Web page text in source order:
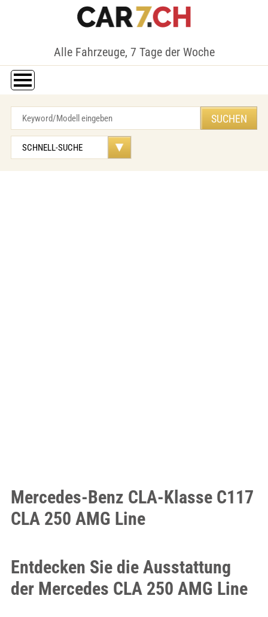
Alle Fahrzeuge, 7 Tage der Woche
Mercedes-Benz CLA-Klasse C117
CLA 250 AMG Line
Entdecken Sie die Ausstattung
der Mercedes CLA 250 AMG Line